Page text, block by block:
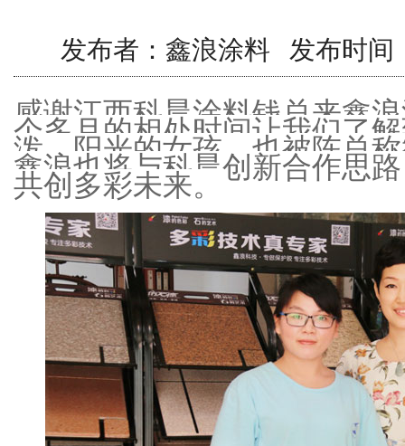
发布者：鑫浪涂料 发布时间
感谢江西科晨涂料钱总来鑫
个多月的相处时间让我们了
泼、阳光的女孩，也被陈总
鑫浪也将与科晨创新合作思
共创多彩未来。